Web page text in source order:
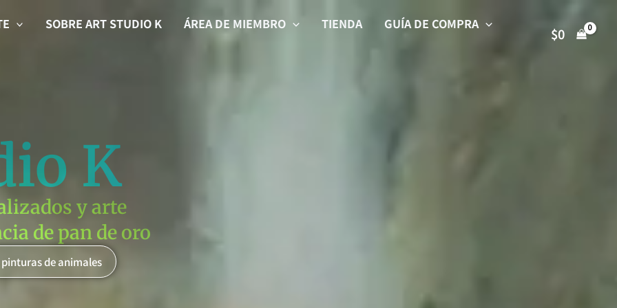
SOBRE ART STUDIO K ÁREA DE MIEMBRO TIENDA
GUÍA DE COMPRA
$0
K
y arte
de pan de oro
pinturas de animales